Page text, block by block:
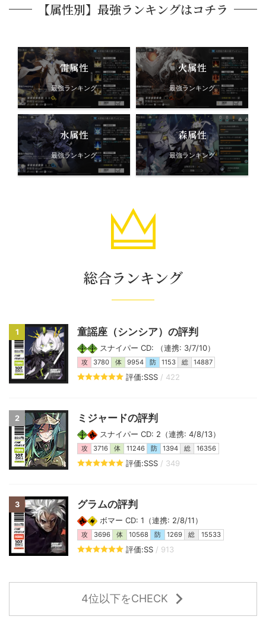
【属性別】最強ランキングはコチラ
雷属性
最強ランキング
火属性
最強ランキング
水属性
最強ランキング
森属性
最強ランキング
総合ランキング
1 童謡座（シンシア）の評判
スナイパー CD: （連携: 3/7/10）
攻 3780 体 9954 防 1153 総 14887
評価:SSS / 422
2 ミジャードの評判
スナイパー CD: 2（連携: 4/8/13）
攻 3716 体 11246 防 1394 総 16356
評価:SSS / 349
3 グラムの評判
ボマー CD: 1（連携: 2/8/11）
攻 3696 体 10568 防 1269 総 15533
評価:SS / 913
4位以下をCHECK